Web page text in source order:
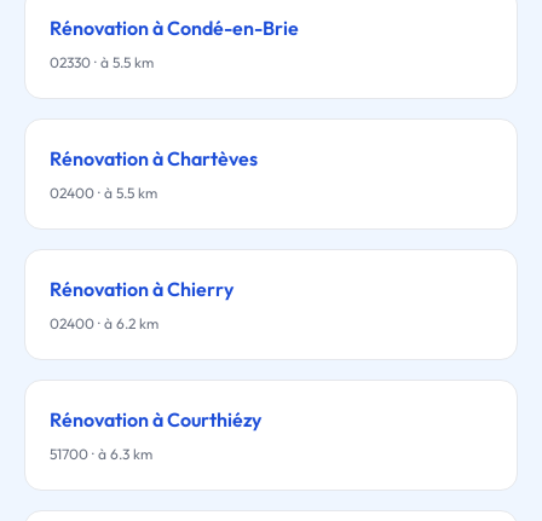
Rénovation à Condé-en-Brie
02330 · à 5.5 km
Rénovation à Chartèves
02400 · à 5.5 km
Rénovation à Chierry
02400 · à 6.2 km
Rénovation à Courthiézy
51700 · à 6.3 km